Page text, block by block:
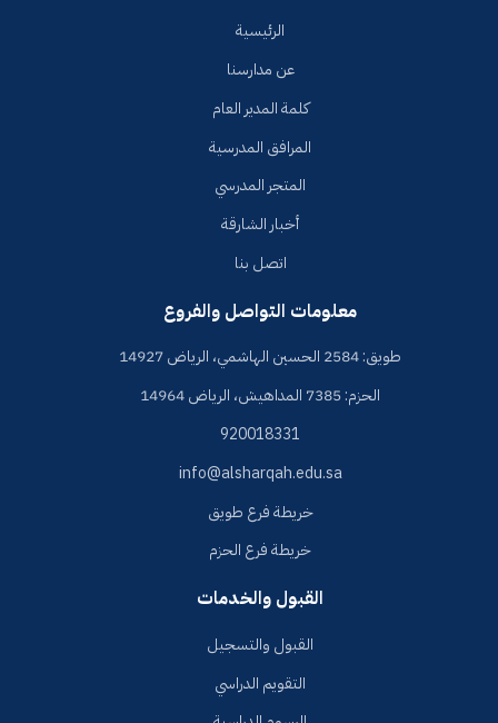
الرئيسية
عن مدارسنا
كلمة المدير العام
المرافق المدرسية
المتجر المدرسي
أخبار الشارقة
اتصل بنا
معلومات التواصل والفروع
طويق: 2584 الحسين الهاشمي، الرياض 14927
الحزم: 7385 المداهيش، الرياض 14964
920018331
info@alsharqah.edu.sa
خريطة فرع طويق
خريطة فرع الحزم
القبول والخدمات
القبول والتسجيل
التقويم الدراسي